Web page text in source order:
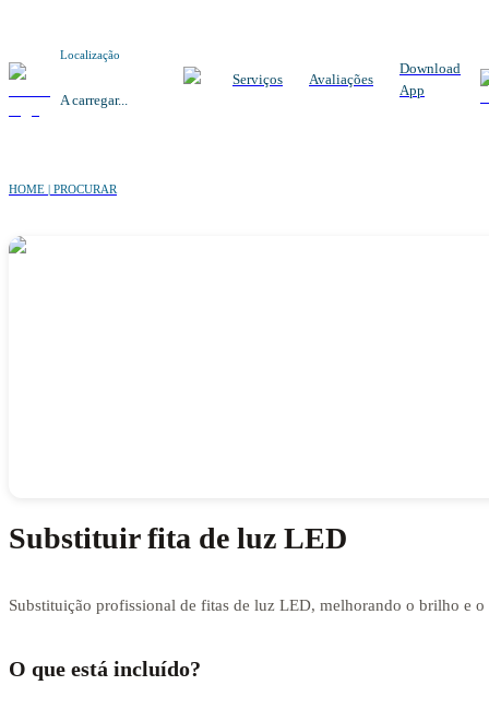
Localização
A carregar...
Serviços Avaliações
Download
App
HOME | PROCURAR
Substituir fita de luz LED
Substituição profissional de fitas de luz LED, melhorando o brilho e o
O que está incluído?